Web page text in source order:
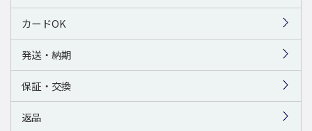
カードOK
発送・納期
保証・交換
返品